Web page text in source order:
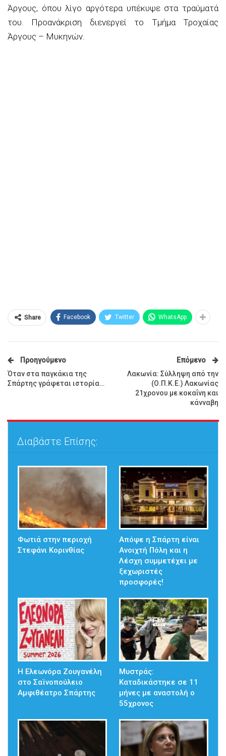
Άργους, όπου λίγο αργότερα υπέκυψε στα τραύματά
του. Προανάκριση διενεργεί το Τμήμα Τροχαίας
Άργους – Μυκηνών.
Share Facebook Twitter WhatsApp
Προηγούμενο
Όταν στα παγκάκια της
Σπάρτης γράφεται ιστορία…
Επόμενο
Λακωνία: Σύλληψη από την
(Ο.Π.Κ.Ε.) Λακωνίας
21χρονου με κοκαΐνη και
κάνναβη
Διαβάστε Επίσης:
Φωτιά στην περιοχή
Στεφάνι Κορινθίας
Απόψε η Σπάρτη είναι
Ανοιχτή Πόλη και η
Λέσχη συμμετέχει με
ξεχωριστές
προσφορές!
Η Ελεωνόρα Ζουγανέλη
στο Σαϊνοπούλειο
Αμφιθέατρο Σπάρτης
Μυστράς:
Καταδικάστηκε σε 11
μήνες με αναστολή ο
55χρονος